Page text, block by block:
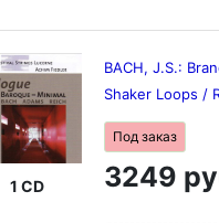
1 CD
BACH, J.S.:
Shaker Loops /
Под заказ
3249